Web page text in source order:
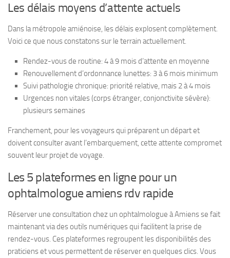
Les délais moyens d’attente actuels
Dans la métropole amiénoise, les délais explosent complètement.
Voici ce que nous constatons sur le terrain actuellement.
Rendez-vous de routine: 4 à 9 mois d’attente en moyenne
Renouvellement d’ordonnance lunettes: 3 à 6 mois minimum
Suivi pathologie chronique: priorité relative, mais 2 à 4 mois
Urgences non vitales (corps étranger, conjonctivite sévère):
plusieurs semaines
Franchement, pour les voyageurs qui préparent un départ et
doivent consulter avant l’embarquement, cette attente compromet
souvent leur projet de voyage.
Les 5 plateformes en ligne pour un
ophtalmologue amiens rdv rapide
Réserver une consultation chez un ophtalmologue à Amiens se fait
maintenant via des outils numériques qui facilitent la prise de
rendez-vous. Ces plateformes regroupent les disponibilités des
praticiens et vous permettent de réserver en quelques clics. Vous